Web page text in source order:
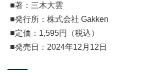
■著：三木大雲
■発行所：株式会社 Gakken
■定価：1,595円（税込）
■発売日：2024年12月12日